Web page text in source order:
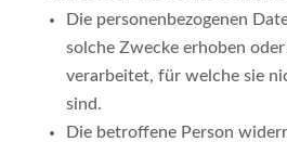
Die personenbezogenen
solche Zwecke erhoben
verarbeitet, für welche sie
sind.
Die betroffene Person